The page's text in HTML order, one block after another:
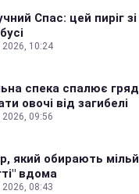
Спас: цей пиріг
2026, 10:24
спека спалює
овочі від загибелі
2026, 09:56
який обирають
вдома
2026, 08:43